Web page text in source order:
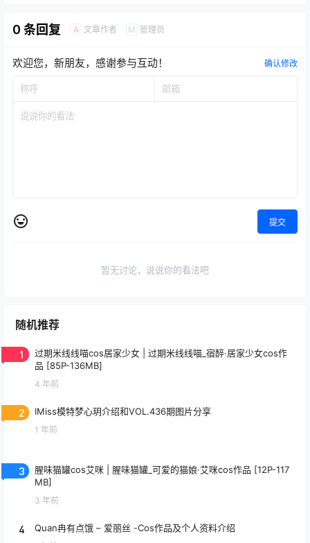
0 条回复 A 文章作者 M 管理员
欢迎您，新朋友，感谢参与互动！ 确认修改
提交
暂无讨论，说说你的看法吧
随机推荐
1
过期米线线喵cos居家少女 | 过期米线线喵_宿醉·居家少女cos作
品 [85P-136MB]
4 年前
2 IMiss模特梦心玥介绍和VOL.436期图片分享
1 年前
3
腥味猫罐cos艾咪 | 腥味猫罐_可爱的猫娘·艾咪cos作品 [12P-117
MB]
3 年前
4 Quan冉有点饿 – 爱丽丝 -Cos作品及个人资料介绍